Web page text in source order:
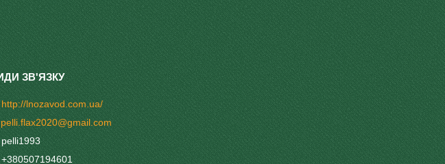
http://lnozavod.com.ua/
pelli.flax2020@gmail.com
pelli1993
+380507194601